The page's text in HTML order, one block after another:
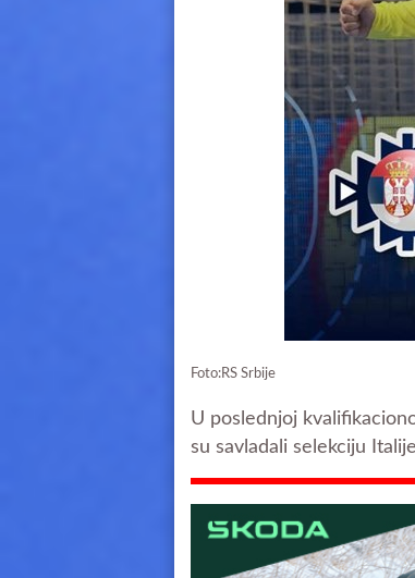
Foto:RS Srbije
U poslednjoj
su savladali selekciju